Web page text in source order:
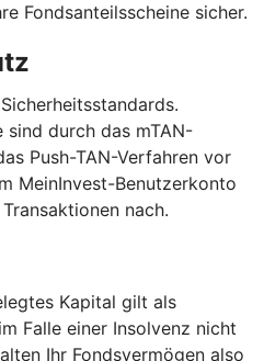
Fondsanteilsscheine sicher.
durch das mTAN-
Push-TAN-Verfahren vor
MeinInvest-Benutzerkonto
nach.
Kapital gilt als
Falle einer Insolvenz nicht
Ihr Fondsvermögen also